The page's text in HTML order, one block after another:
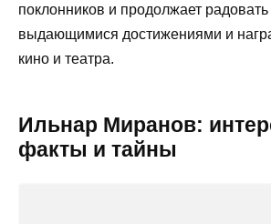
поклонников и продолжает
выдающимися достижениями и
кино и театра.
Ильнар Миранов:
факты и тайны